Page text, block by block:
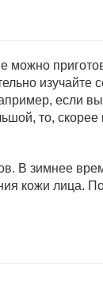
можно
изучайте
если
то, скорее
В зимнее
кожи лица.